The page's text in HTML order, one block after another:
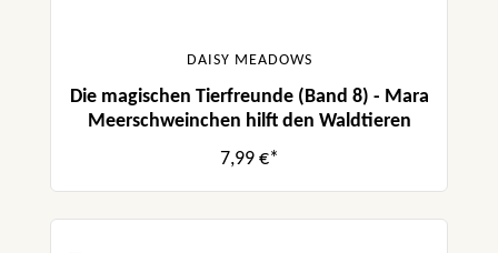
DAISY MEADOWS
Die magischen Tierfreunde (Band 8) - Mara
Meerschweinchen hilft den Waldtieren
7,99 €*